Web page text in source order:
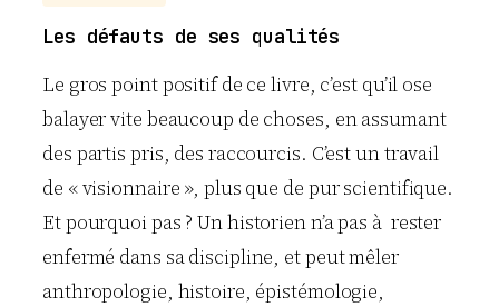
Les défauts de ses qualités
Le gros point positif de ce livre, c’est qu’il ose
balayer vite beaucoup de choses, en assumant
des partis pris, des raccourcis. C’est un travail
de « visionnaire », plus que de pur scientifique.
Et pourquoi pas ? Un historien n’a pas à rester
enfermé dans sa discipline, et peut mêler
anthropologie, histoire, épistémologie,